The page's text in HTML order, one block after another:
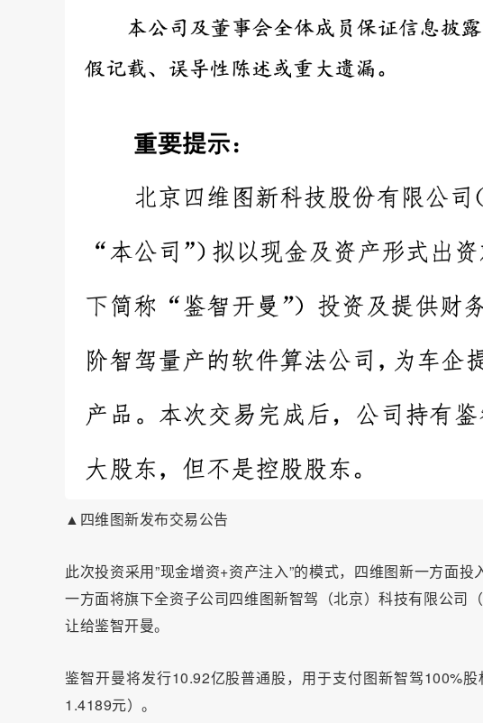
▲四维图新发布交易公告
此次投资采用”现金增资+资产注入”的模式，四维图新一方面
一方面将旗下全资子公司四维图新智驾（北京）科技有限公司
让给鉴智开曼。
鉴智开曼将发行10.92亿股普通股，用于支付图新智驾100%
1.4189元）。